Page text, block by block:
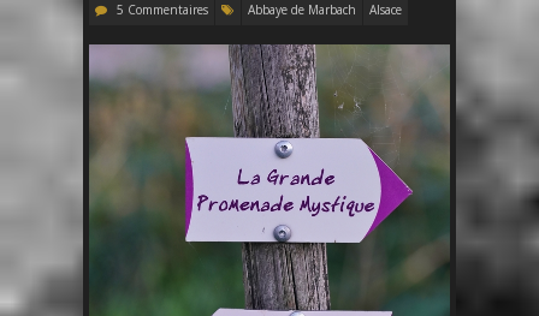
5 Commentaires
Abbaye de Marbach Alsace